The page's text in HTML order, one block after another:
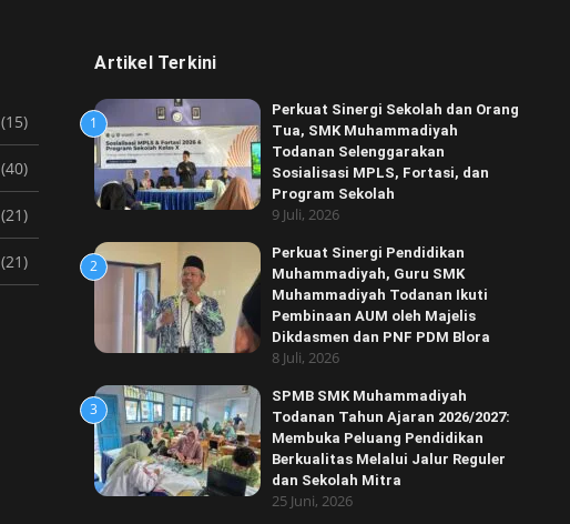
(15)
(40)
(21)
(21)
Artikel Terkini
1
Perkuat Sinergi Sekolah dan Orang
Tua, SMK Muhammadiyah
Todanan Selenggarakan
Sosialisasi MPLS, Fortasi, dan
Program Sekolah
9 Juli, 2026
2
Perkuat Sinergi Pendidikan
Muhammadiyah, Guru SMK
Muhammadiyah Todanan Ikuti
Pembinaan AUM oleh Majelis
Dikdasmen dan PNF PDM Blora
8 Juli, 2026
3
SPMB SMK Muhammadiyah
Todanan Tahun Ajaran 2026/2027:
Membuka Peluang Pendidikan
Berkualitas Melalui Jalur Reguler
dan Sekolah Mitra
25 Juni, 2026